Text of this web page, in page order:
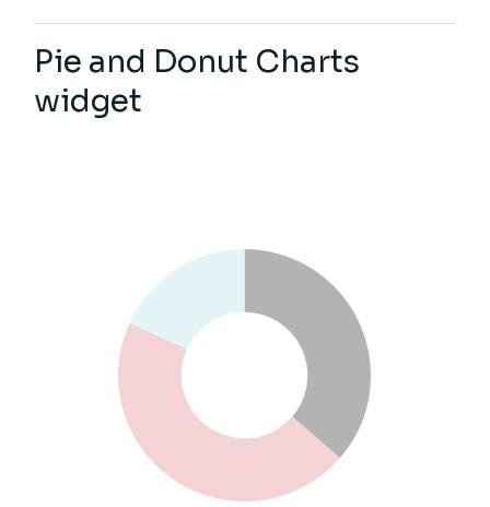
Pie and Donut Charts
widget